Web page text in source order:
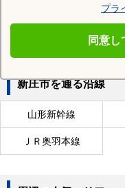
プラ
同意し
新庄市を通る沿線
山形新幹線
ＪＲ奥羽本線